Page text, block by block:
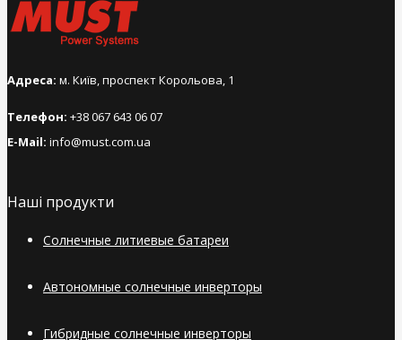
Адреса: м. Київ, проспект Корольова, 1
Телефон: +38 067 643 06 07
E-Mail: info@must.com.ua
Наші продукти
Солнечные литиевые батареи
Автономные солнечные инверторы
Гибридные солнечные инверторы